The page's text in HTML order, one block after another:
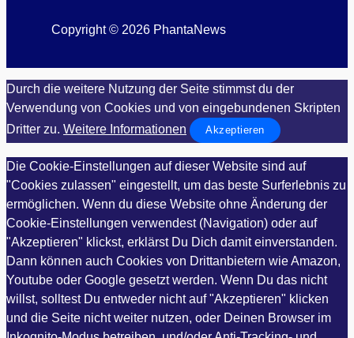
Copyright © 2026 PhantaNews
Durch die weitere Nutzung der Seite stimmst du der
Verwendung von Cookies und von eingebundenen Skripten
Dritter zu. Weitere Informationen Akzeptieren
Die Cookie-Einstellungen auf dieser Website sind auf
"Cookies zulassen" eingestellt, um das beste Surferlebnis zu
ermöglichen. Wenn du diese Website ohne Änderung der
Cookie-Einstellungen verwendest (Navigation) oder auf
"Akzeptieren" klickst, erklärst Du Dich damit einverstanden.
Dann können auch Cookies von Drittanbietern wie Amazon,
Youtube oder Google gesetzt werden. Wenn Du das nicht
willst, solltest Du entweder nicht auf "Akzeptieren" klicken
und die Seite nicht weiter nutzen, oder Deinen Browser im